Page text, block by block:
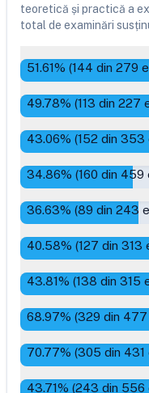
teoretică și practică a
total de examinări
51.61% (144 din 279
49.78% (113 din 227
43.06% (152 din 353
34.86% (160 din 459
36.63% (89 din 243
40.58% (127 din 313
43.81% (138 din 315
68.97% (329 din 477
70.77% (305 din 431
43.71% (243 din 556